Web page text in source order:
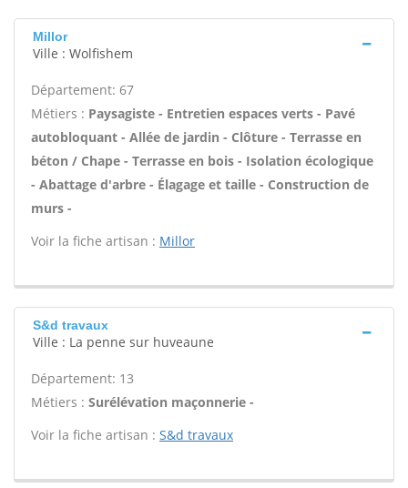
Millor
Ville : Wolfishem
Département: 67
Métiers : Paysagiste - Entretien espaces verts - Pavé
autobloquant - Allée de jardin - Clôture - Terrasse en
béton / Chape - Terrasse en bois - Isolation écologique
- Abattage d'arbre - Élagage et taille - Construction de
murs -
Voir la fiche artisan : Millor
S&d travaux
Ville : La penne sur huveaune
Département: 13
Métiers : Surélévation maçonnerie -
Voir la fiche artisan : S&d travaux